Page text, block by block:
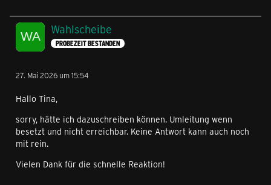
Wahlscheibe
PROBEZEIT BESTANDEN
27. Mai 2026 um 15:54
Hallo Tina,
sorry, hätte ich dazuschreiben können. Umleitung wenn
besetzt und nicht erreichbar. Keine Antwort kann auch noch
mit rein.
Vielen Dank für die schnelle Reaktion!